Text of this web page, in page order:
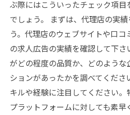
ぶ際にはこういったチェック項
でしょう。 まずは、代理店の実
う。代理店のウェブサイトや口
の求人広告の実績を確認して下
がどの程度の品質か、どのような
ションがあったかを調べてくだ
キルや経験に注目してください。
プラットフォームに対しても素